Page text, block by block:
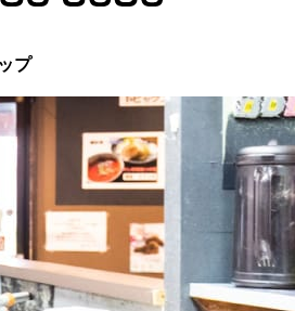
サンプル麺をご注文
サンプル麺をご注文
お問い合わせ
護方針 アクセス
プ